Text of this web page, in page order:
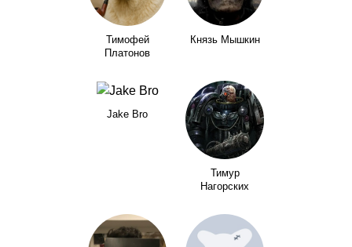
Тимофей
Платонов
Князь Мышкин
Jake Bro
Тимур
Нагорских